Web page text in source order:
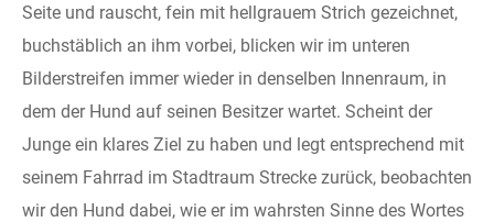
Seite und rauscht, fein mit hellgrauem Strich gezeichnet,
buchstäblich an ihm vorbei, blicken wir im unteren
Bilderstreifen immer wieder in denselben Innenraum, in
dem der Hund auf seinen Besitzer wartet. Scheint der
Junge ein klares Ziel zu haben und legt entsprechend mit
seinem Fahrrad im Stadtraum Strecke zurück, beobachten
wir den Hund dabei, wie er im wahrsten Sinne des Wortes